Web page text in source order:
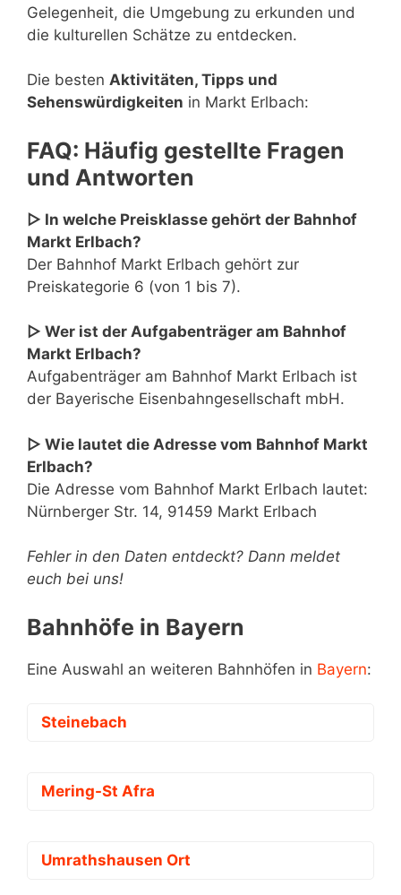
Gelegenheit, die Umgebung zu erkunden und
die kulturellen Schätze zu entdecken.
Die besten Aktivitäten, Tipps und
Sehenswürdigkeiten in Markt Erlbach:
FAQ: Häufig gestellte Fragen
und Antworten
▷ In welche Preisklasse gehört der Bahnhof
Markt Erlbach?
Der Bahnhof Markt Erlbach gehört zur
Preiskategorie 6 (von 1 bis 7).
▷ Wer ist der Aufgabenträger am Bahnhof
Markt Erlbach?
Aufgabenträger am Bahnhof Markt Erlbach ist
der Bayerische Eisenbahngesellschaft mbH.
▷ Wie lautet die Adresse vom Bahnhof Markt
Erlbach?
Die Adresse vom Bahnhof Markt Erlbach lautet:
Nürnberger Str. 14, 91459 Markt Erlbach
Fehler in den Daten entdeckt? Dann meldet
euch bei uns!
Bahnhöfe in Bayern
Eine Auswahl an weiteren Bahnhöfen in Bayern:
Steinebach
Mering-St Afra
Umrathshausen Ort